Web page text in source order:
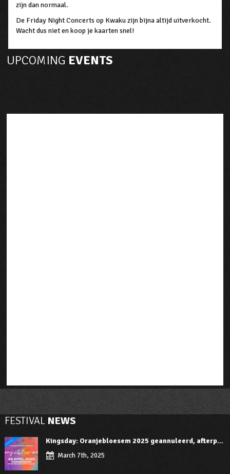
zijn dan normaal.
De Friday Night Concerts op Kwaku zijn bijna altijd uitverkocht.
Wacht dus niet en koop je kaarten snel!
UPCOMING EVENTS
FESTIVALNEWS
Kingsday: Oranjebloesem 2025 geannuleerd, afterp...
March 7th, 2025